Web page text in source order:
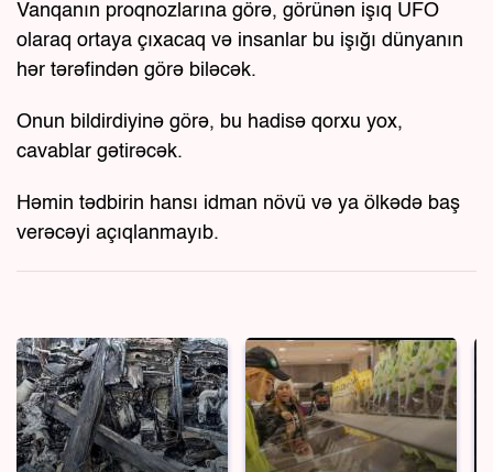
Vanqanın proqnozlarına görə, görünən işıq UFO
olaraq ortaya çıxacaq və insanlar bu işığı dünyanın
hər tərəfindən görə biləcək.
Onun bildirdiyinə görə, bu hadisə qorxu yox,
cavablar gətirəcək.
Həmin tədbirin hansı idman növü və ya ölkədə baş
verəcəyi açıqlanmayıb.